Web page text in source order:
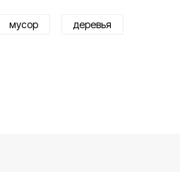
мусор деревья